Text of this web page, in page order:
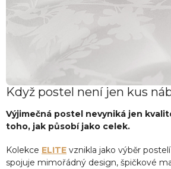
Když postel není jen kus
Výjimečná postel nevyniká jen
toho, jak působí jako celek.
Kolekce ELITE vznikla jako výběr
spojuje mimořádný design, špičkové